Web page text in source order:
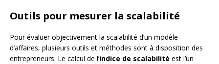
Outils pour mesurer la scalabilité
Pour évaluer objectivement la scalabilité d’un modèle
d’affaires, plusieurs outils et méthodes sont à disposition des
entrepreneurs. Le calcul de l’indice de scalabilité est l’un